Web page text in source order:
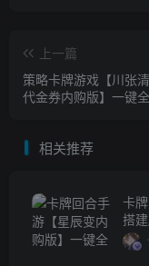
上一篇
策略卡牌游戏【川张
代金券内购版】一键
相关推荐
卡
搭
ID+